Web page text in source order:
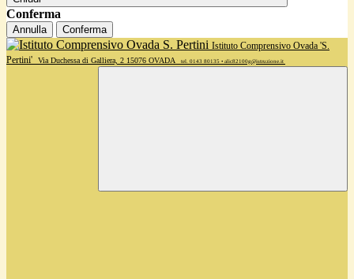
Conferma
Annulla Conferma
Istituto Comprensivo Ovada 'S.
Pertini'
Via Duchessa di Galliera, 2 15076 OVADA tel. 0143 80135 • alic82100g@istruzione.it